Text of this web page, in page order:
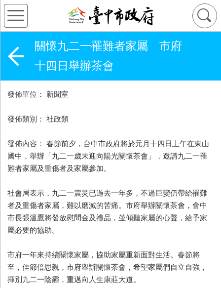
關懷九二一罹難者家屬 市府
十四日舉辦茶會
發佈單位： 新聞室
發佈類別： 社政類
發佈內容： 春節前夕，台中市政府將於元月十四日上午在東山
國中，舉辦「九二一歲末迎向陽光關懷茶會」，邀請九二一罹
難者家屬及重傷者及家屬參加。
社會局表示，九二一震災已過去一年多，不過巨變仍帶給罹難
者及重傷者家屬，難以磨滅的苦痛。市府舉辦關懷茶會，會中
市長張溫鷹將發放慰問金及禮品，並傾聽家屬的心聲，給予家
屬必要的協助。
市府一年來持續關懷家屬，協助家屬重新面對生活。春節將
至，佳節倍思親，市府舉辦關懷茶會，希望家屬們自立自強，
揮別九二一陰霾，重邁向人生康莊大道。